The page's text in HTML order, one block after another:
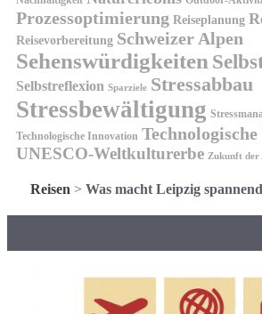
Prozessoptimierung Reiseplanung
Reisevorbereitung Schweizer Alpen
Sehenswürdigkeiten
Selbstreflexion Sparziele Stressabbau
Stressbewältigung
Technologische Innovation
UNESCO-Weltkulturerbe Zukunft der
Reisen > Was macht Leipzig